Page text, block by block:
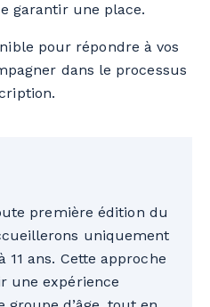
garantir une place.
pour répondre à vos
dans le processus
première édition du
uniquement
11 ans. Cette approche
une expérience